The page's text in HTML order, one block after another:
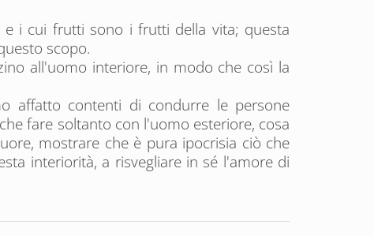
i cui frutti sono i frutti della vita; questa
scopo.
all'uomo interiore, in modo che così la
affatto contenti di condurre le persone
fare soltanto con l'uomo esteriore, cosa
mostrare che è pura ipocrisia ciò che
interiorità, a risvegliare in sé l'amore di